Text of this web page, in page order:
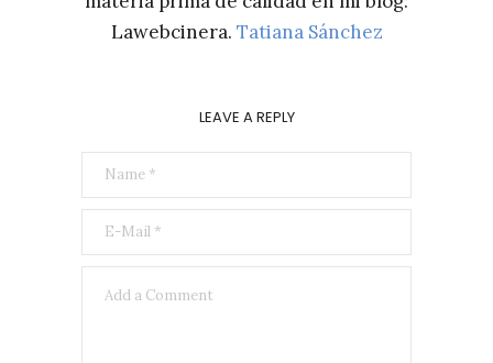
Lawebcinera. Tatiana Sánchez
LEAVE A REPLY